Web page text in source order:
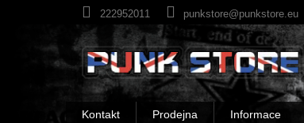
222952011 punkstore@punkstore.eu
Kontakt Prodejna Informace